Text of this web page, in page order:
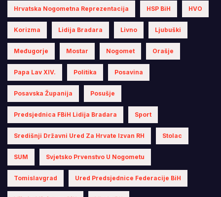
Hrvatska Nogometna Reprezentacija HSP BiH HVO
Korizma Lidija Bradara Livno Ljubuški
Međugorje Mostar Nogomet Orašje
Papa Lav XIV. Politika Posavina
Posavska Županija Posušje
Predsjednica FBiH Lidija Bradara Sport
Središnji Državni Ured Za Hrvate Izvan RH Stolac
SUM Svjetsko Prvenstvo U Nogometu
Tomislavgrad Ured Predsjednice Federacije BiH